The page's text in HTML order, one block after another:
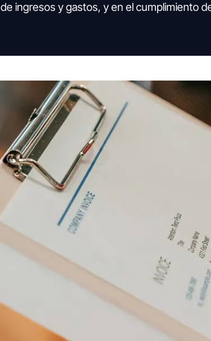
de ingresos y gastos, y en el cumplimiento